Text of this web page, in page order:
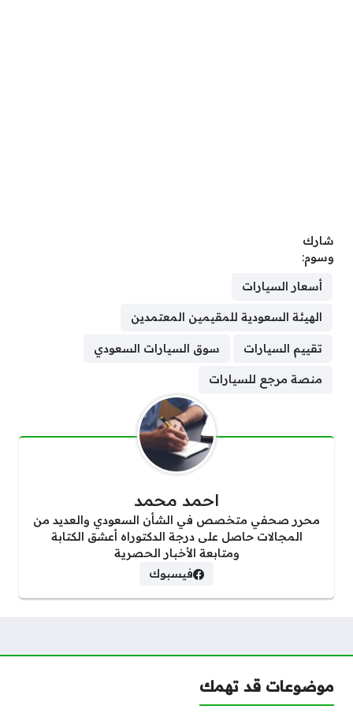
شارك
وسوم:
أسعار السيارات
الهيئة السعودية للمقيمين المعتمدين
تقييم السيارات سوق السيارات السعودي
منصة مرجع للسيارات
احمد محمد
محرر صحفي متخصص في الشأن السعودي والعديد من
المجالات حاصل على درجة الدكتوراه أعشق الكتابة
ومتابعة الأخبار الحصرية
فيسبوك
موضوعات قد تهمك